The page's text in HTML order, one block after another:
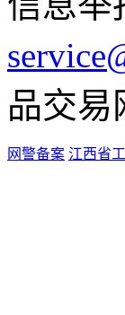
品交易
网警备案 江西省